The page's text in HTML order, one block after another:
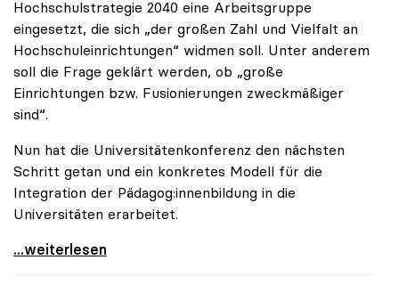
Hochschulstrategie 2040 eine Arbeitsgruppe
eingesetzt, die sich „der großen Zahl und Vielfalt an
Hochschuleinrichtungen“ widmen soll. Unter anderem
soll die Frage geklärt werden, ob „große
Einrichtungen bzw. Fusionierungen zweckmäßiger
sind“.
Nun hat die Universitätenkonferenz den nächsten
Schritt getan und ein konkretes Modell für die
Integration der Pädagog:innenbildung in die
Universitäten erarbeitet.
Schools of Education an den Universitäten: Für
...weiterlesen